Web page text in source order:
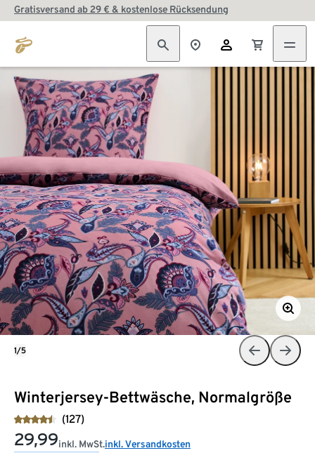
Gratisversand ab 29 € & kostenlose Rücksendung
Winterjersey-Bettwäsche, Normalgröße
(127)
29,99inkl. MwSt.inkl. Versandkosten
1/5